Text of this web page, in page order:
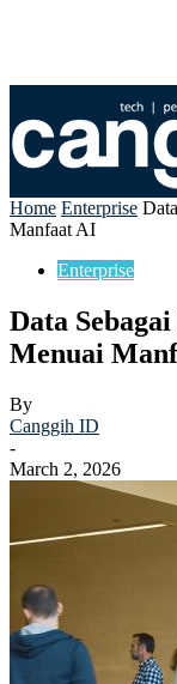
Home Enterprise
Manfaat AI
Enterprise
Data
Menuai
By
Canggih ID
-
March 2, 2026